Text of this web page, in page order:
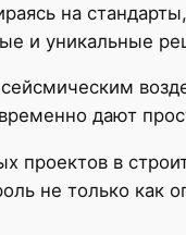
на
и уникальные
дают
проектов в
не только как